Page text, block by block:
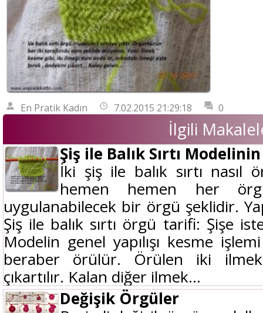
En Pratik Kadın 7.02.2015 21:29:18 0
İlgili
Şiş ile Balık Sırtı
İki şiş ile balık sırtı nasıl
hemen hemen her
uygulanabilecek bir örgü şeklidir.
Şiş ile balık sırtı örgü tarifi: Şişe
Modelin genel yapılışı kesme
beraber örülür. Örülen iki
çıkartılır. Kalan diğer ilmek...
Değişik Örgüler